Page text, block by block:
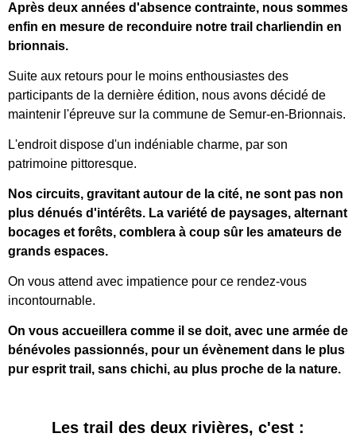
Après deux années d'absence contrainte, nous sommes
enfin en mesure de reconduire notre trail charliendin en
brionnais.
Suite aux retours pour le moins enthousiastes des
participants de la dernière édition, nous avons décidé de
maintenir l'épreuve sur la commune de Semur-en-Brionnais.
L'endroit dispose d'un indéniable charme, par son
patrimoine pittoresque.
Nos circuits, gravitant autour de la cité, ne sont pas non
plus dénués d'intérêts. La variété de paysages, alternant
bocages et forêts, comblera à coup sûr les amateurs de
grands espaces.
On vous attend avec impatience pour ce rendez-vous
incontournable.
On vous accueillera comme il se doit, avec une armée de
bénévoles passionnés, pour un évènement dans le plus
pur esprit trail, sans chichi, au plus proche de la nature.
Les trail des deux rivières, c'est :